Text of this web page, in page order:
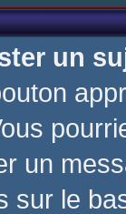
un
un
le